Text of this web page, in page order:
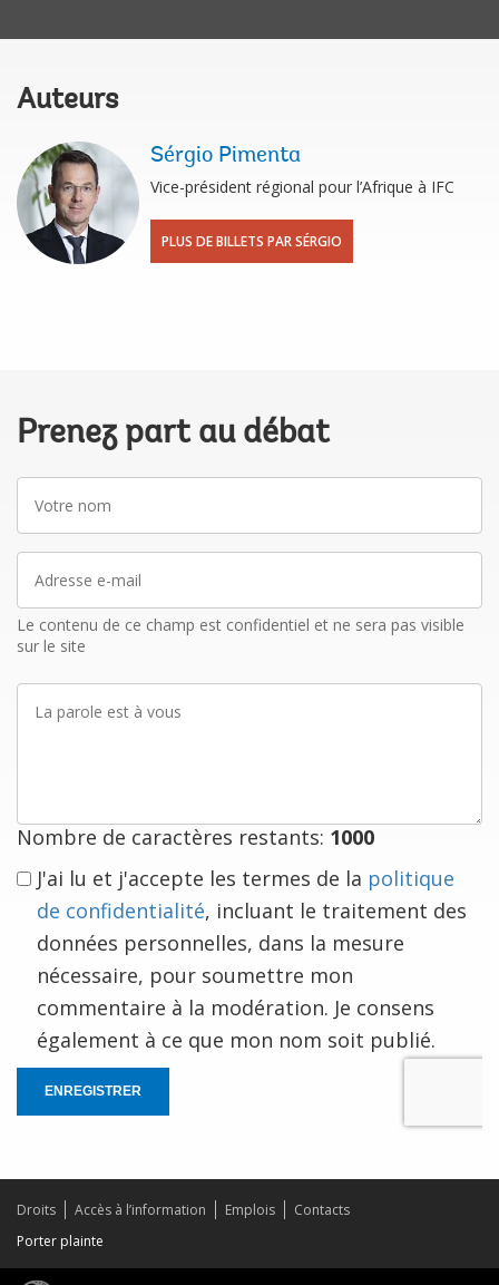
Auteurs
Sérgio Pimenta
Vice-président régional pour l’Afrique à IFC
PLUS DE BILLETS PAR SÉRGIO
Prenez part au débat
nom
mail
Le contenu de ce champ est confidentiel et ne sera pas visible
sur le site
parole
Nombre de caractères restants: 1000
J'ai lu et j'accepte les termes de la politique
de confidentialité, incluant le traitement des
données personnelles, dans la mesure
nécessaire, pour soumettre mon
commentaire à la modération. Je consens
également à ce que mon nom soit publié.
ENREGISTRER
Droits Accès à l’information Emplois
Contacts
Porter plainte